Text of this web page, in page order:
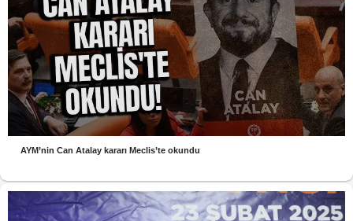
AYM’nin Can Atalay kararı Meclis’te okundu